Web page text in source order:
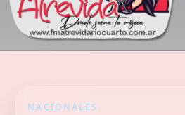
NACIONALES